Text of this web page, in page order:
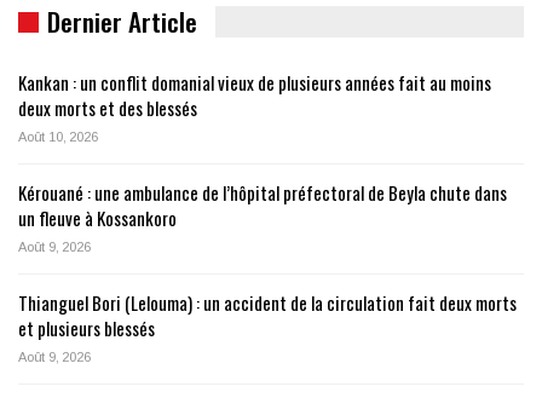
Dernier Article
Kankan : un conflit domanial vieux de plusieurs années fait au moins
deux morts et des blessés
Août 10, 2026
Kérouané : une ambulance de l’hôpital préfectoral de Beyla chute dans
un fleuve à Kossankoro
Août 9, 2026
Thianguel Bori (Lelouma) : un accident de la circulation fait deux morts
et plusieurs blessés
Août 9, 2026